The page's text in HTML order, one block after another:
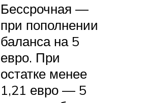
Бессрочная —
при пополнении
баланса на 5
евро. При
остатке менее
1,21 евро — 5